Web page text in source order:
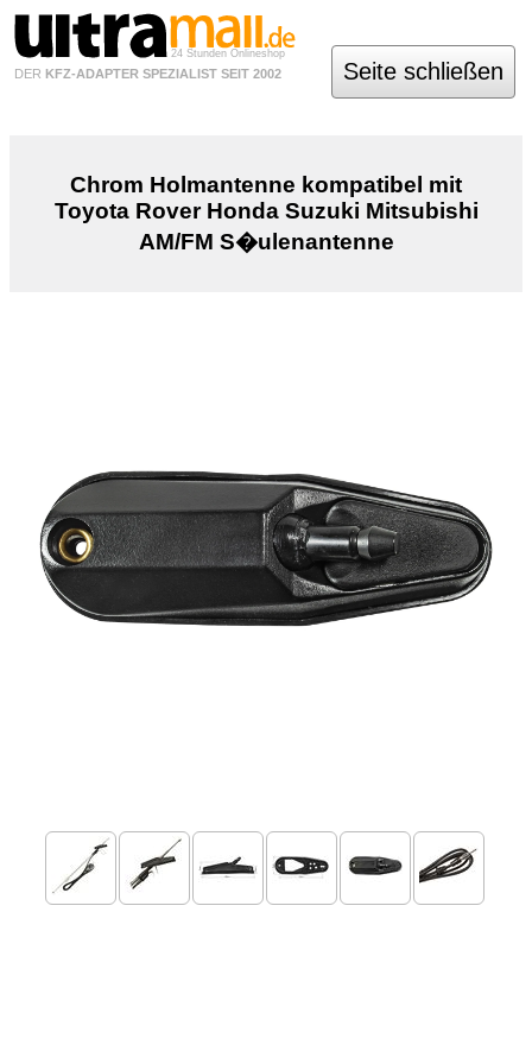
24 Stunden Onlineshop
DER KFZ-ADAPTER SPEZIALIST SEIT 2002 Seite schließen
Chrom Holmantenne kompatibel mit
Toyota Rover Honda Suzuki Mitsubishi
AM/FM S�ulenantenne